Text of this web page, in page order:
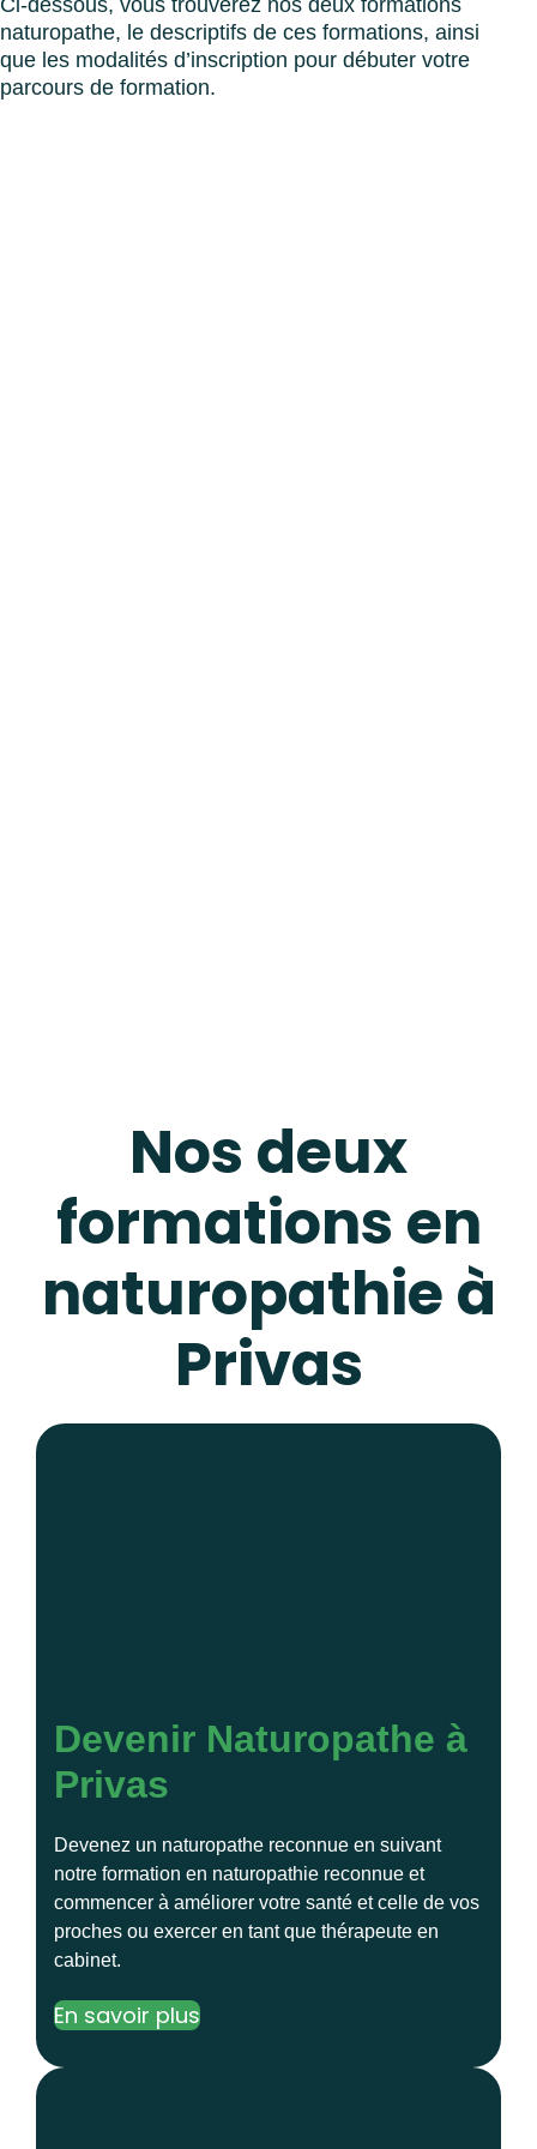
Ci-dessous, vous trouverez nos deux formations
naturopathe, le descriptifs de ces formations, ainsi
que les modalités d’inscription pour débuter votre
parcours de formation.
Nos deux
formations en
naturopathie à
Privas
Devenir Naturopathe à
Privas
Devenez un naturopathe reconnue en suivant
notre formation en naturopathie reconnue et
commencer à améliorer votre santé et celle de vos
proches ou exercer en tant que thérapeute en
cabinet.
En savoir plus